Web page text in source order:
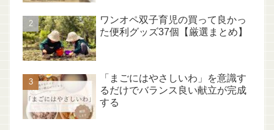
ワンオペ双子育児の買って良かっ
た便利グッズ37個【厳選まとめ】
「まごにはやさしいわ」を意識す
るだけでバランス良い献立が完成
する